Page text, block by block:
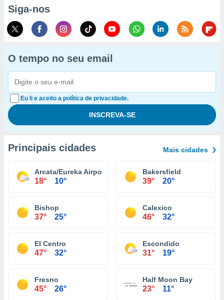
Siga-nos
O tempo no seu email
Eu li e aceito a política de privacidade.
Principais cidades Mais cidades
Arcata/Eureka Airport
18° 10°
Bakersfield
39° 20°
Bishop
37° 25°
Calexico
46° 32°
El Centro
47° 32°
Escondido
31° 19°
Fresno
45° 26°
Half Moon Bay
23° 11°